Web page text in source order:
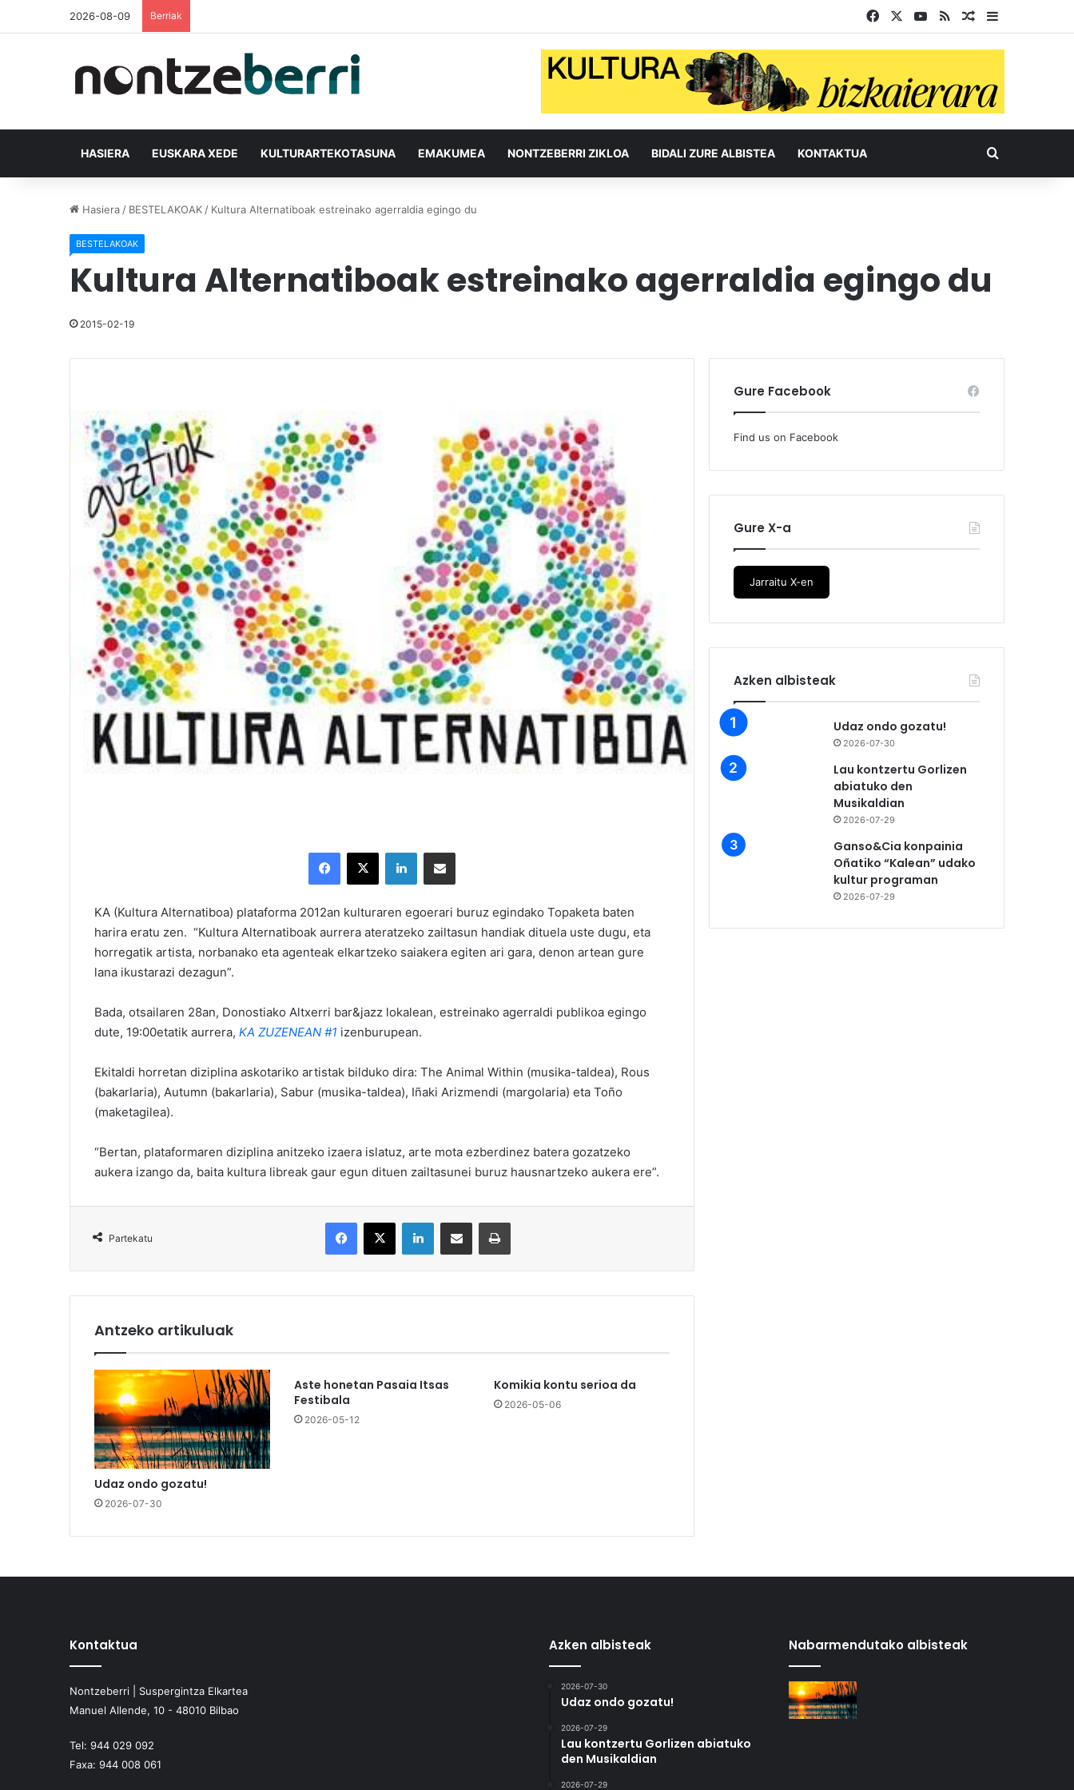
2026-08-09 Berriak Facebook YouTube
RSS Ausazko
HASIERA EUSKARA XEDE KULTURARTEKOTASUNA EMAKUMEA NONTZEBERRI ZIKLOA BIDALI ZURE ALBISTEA KONTAKTUA Bilatu
Hasiera / BESTELAKOAK / Kultura Alternatiboak estreinako agerraldia egingo du
BESTELAKOAK
Kultura Alternatiboak estreinako agerraldia egingo du
2015-02-19
KA (Kultura Alternatiboa) plataforma 2012an kulturaren egoerari buruz egindako Topaketa baten
harira eratu zen. “Kultura Alternatiboak aurrera ateratzeko zailtasun handiak dituela uste dugu, eta
horregatik artista, norbanako eta agenteak elkartzeko saiakera egiten ari gara, denon artean gure
lana ikustarazi dezagun”.
Bada, otsailaren 28an, Donostiako Altxerri bar&jazz lokalean, estreinako agerraldi publikoa egingo
dute, 19:00etatik aurrera, KA ZUZENEAN #1 izenburupean.
Ekitaldi horretan diziplina askotariko artistak bilduko dira: The Animal Within (musika-taldea), Rous
(bakarlaria), Autumn (bakarlaria), Sabur (musika-taldea), Iñaki Arizmendi (margolaria) eta Toño
(maketagilea).
“Bertan, plataformaren diziplina anitzeko izaera islatuz, arte mota ezberdinez batera gozatzeko
aukera izango da, baita kultura libreak gaur egun dituen zailtasunei buruz hausnartzeko aukera ere”.
Partekatu
Antzeko artikuluak
Udaz ondo gozatu!
2026-07-30
Aste honetan Pasaia Itsas
Festibala
2026-05-12
Komikia kontu serioa da
2026-05-06
Gure Facebook
Find us on Facebook
Gure X-a
Jarraitu X-en
Azken albisteak
Udaz ondo gozatu!
2026-07-30
Lau kontzertu Gorlizen
abiatuko den
Musikaldian
2026-07-29
Ganso&Cia konpainia
Oñatiko “Kalean” udako
kultur programan
2026-07-29
Kontaktua
Nontzeberri | Suspergintza Elkartea
Manuel Allende, 10 - 48010 Bilbao
Tel: 944 029 092
Faxa: 944 008 061
Azken albisteak
2026-07-30
Udaz ondo gozatu!
2026-07-29
Lau kontzertu Gorlizen abiatuko
den Musikaldian
2026-07-29
Nabarmendutako albisteak